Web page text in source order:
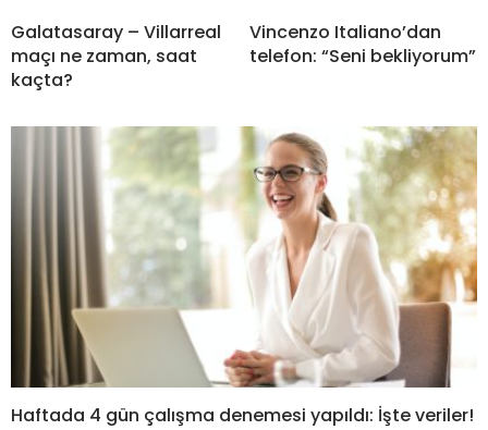
Galatasaray – Villarreal
maçı ne zaman, saat
kaçta?
Vincenzo Italiano’dan
telefon: “Seni bekliyorum”
Haftada 4 gün çalışma denemesi yapıldı: İşte veriler!